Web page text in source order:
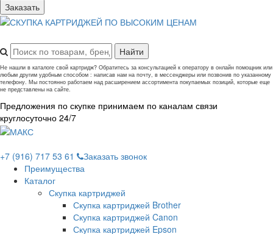
Заказать
Не нашли в каталоге свой картридж? Обратитесь за консультацией к оператору в онлайн помощник или
любым другим удобным способом : написав нам на почту, в мессенджеры или позвонив по указанному
телефону. Мы постоянно работаем над расширением ассортимента покупаемых позиций, которые еще
не представлены на сайте.
Предложения по скупке принимаем по каналам связи
круглосуточно 24/7
+7 (916) 717 53 61
Заказать звонок
Преимущества
Каталог
Скупка картриджей
Скупка картриджей Brother
Скупка картриджей Canon
Скупка картриджей Epson